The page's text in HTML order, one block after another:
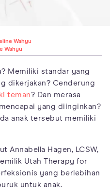
Wahyu
Wahyu
Memiliki standar yang
dikerjakan? Cenderung
teman? Dan merasa
yang diinginkan?
anak tersebut memiliki
Annabella Hagen, LCSW,
Utah Therapy for
yang berlebihan
untuk anak.